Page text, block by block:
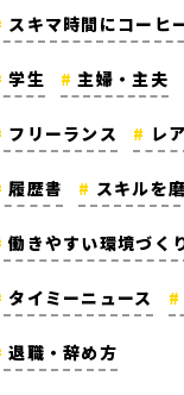
スキマ時間にコーヒ
学生 主婦・主夫
フリーランス レ
履歴書 スキルを
働きやすい環境づく
タイミーニュース
退職・辞め方